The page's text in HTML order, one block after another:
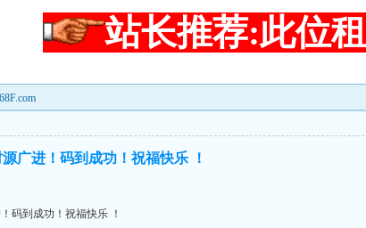
站长推荐:此位租
广进！码到成功！祝福快乐 ！
到成功！祝福快乐 ！